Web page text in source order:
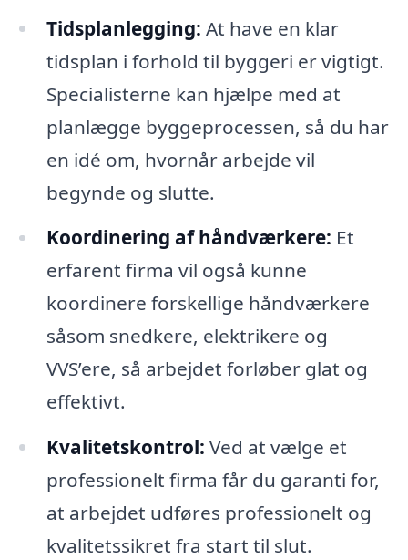
Tidsplanlegging: At have en klar
tidsplan i forhold til byggeri er vigtigt.
Specialisterne kan hjælpe med at
planlægge byggeprocessen, så du har
en idé om, hvornår arbejde vil
begynde og slutte.
Koordinering af håndværkere: Et
erfarent firma vil også kunne
koordinere forskellige håndværkere
såsom snedkere, elektrikere og
VVS’ere, så arbejdet forløber glat og
effektivt.
Kvalitetskontrol: Ved at vælge et
professionelt firma får du garanti for,
at arbejdet udføres professionelt og
kvalitetssikret fra start til slut.